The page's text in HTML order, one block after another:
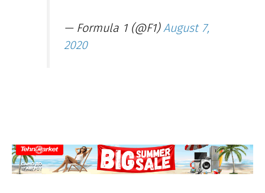
— Formula 1 (@F1)August 7,
2020